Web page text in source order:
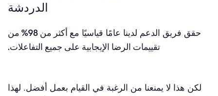
الدردشة
حقق فريق الدعم لدينا عامًا قياسيًا
مع أكثر من 98% من
تقييمات الرضا الإيجابية على جميع التفاعلات.
لكن هذا لا يمنعنا من الرغبة في القيام بعمل أفضل. لهذا